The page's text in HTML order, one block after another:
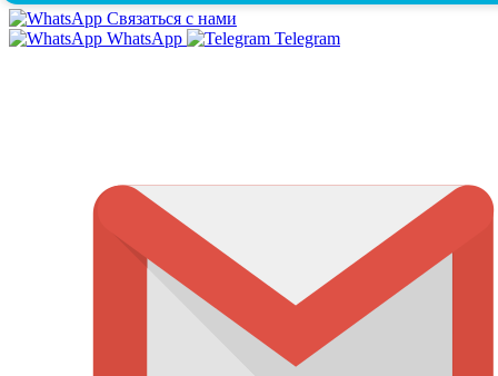
Связаться с нами
WhatsApp
Telegram